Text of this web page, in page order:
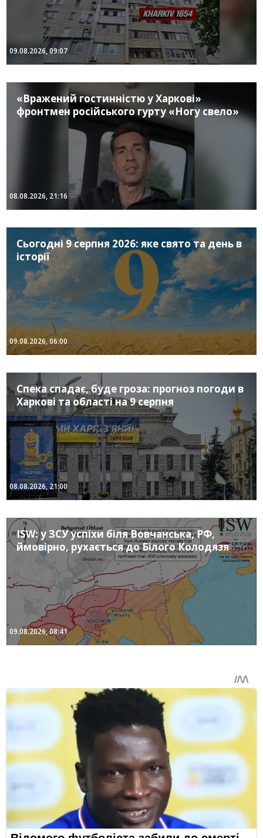
09.08.2026, 09:07
«Вражений гостинністю у Харкові»
фронтмен російського гурту «Ногу свело»
08.08.2026, 21:16
Сьогодні 9 серпня 2026: яке свято та день в
історії
09.08.2026, 06:00
Спека спадає, буде гроза: прогноз погоди в
Харкові та області на 9 серпня
08.08.2026, 21:00
ISW: у ЗСУ успіхи біля Вовчанська, РФ,
ймовірно, рухається до Білого Колодязя
09.08.2026, 08:41